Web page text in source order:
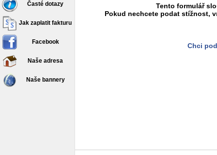
Časté dotazy
Jak zaplatit fakturu
Facebook
Naše adresa
Naše bannery
Tento formulář
Pokud nechcete podat stížnost,
Chci